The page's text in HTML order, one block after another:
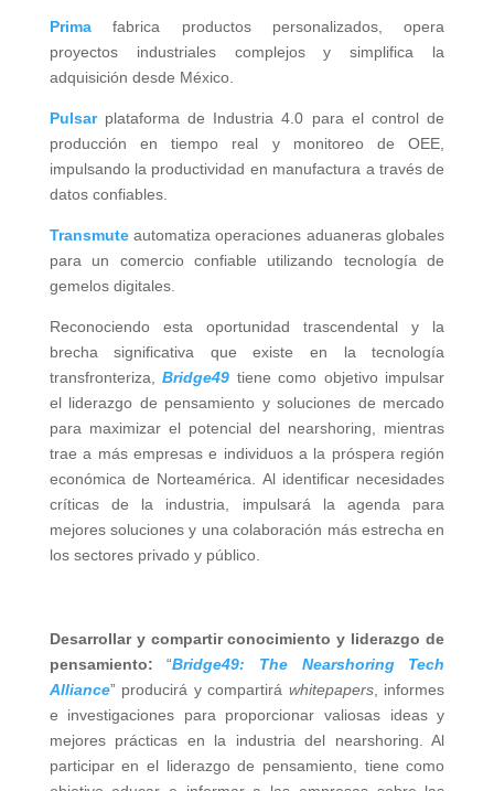
Prima
fabrica productos personalizados, opera
proyectos industriales complejos y simplifica la
adquisición desde México.
Pulsarplataforma de Industria 4.0 para el control de
producción en tiempo real y monitoreo de OEE,
impulsando la productividad en manufactura a través de
datos confiables.
Transmuteautomatiza operaciones aduaneras globales
para un comercio confiable utilizando tecnología de
gemelos digitales.
Reconociendo esta oportunidad trascendental y la
brecha significativa que existe en la tecnología
transfronteriza,Bridge49 tiene como objetivo impulsar
el liderazgo de pensamiento y soluciones de mercado
para maximizar el potencial del nearshoring, mientras
trae a más empresas e individuos a la próspera región
económica de Norteamérica. Al identificar necesidades
críticas de la industria, impulsará la agenda para
mejores soluciones y una colaboración más estrecha en
los sectores privado y público.
Desarrollar y compartir conocimiento y liderazgo de
pensamiento: “Bridge49: The Nearshoring Tech
Alliance” producirá y compartirá whitepapers, informes
e investigaciones para proporcionar valiosas ideas y
mejores prácticas en la industria del nearshoring. Al
participar en el liderazgo de pensamiento, tiene como